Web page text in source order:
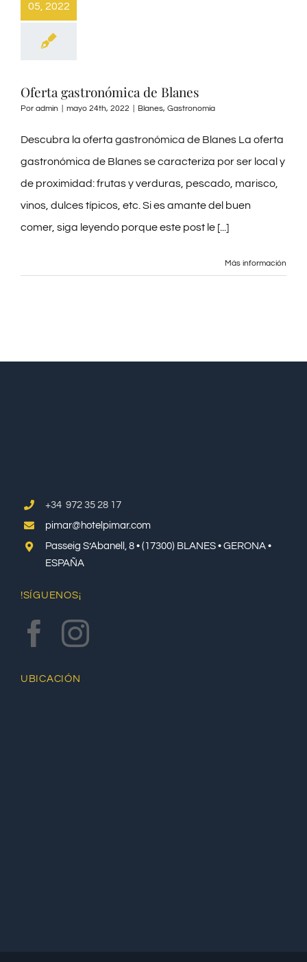
05, 2022
Oferta gastronómica de Blanes
Por admin mayo 24th, 2022 Blanes, Gastronomía
Descubra la oferta gastronómica de Blanes La oferta
gastronómica de Blanes se caracteriza por ser local y
de proximidad: frutas y verduras, pescado, marisco,
vinos, dulces típicos, etc. Si es amante del buen
comer, siga leyendo porque este post le [...]
Más información
+34 972 35 28 17
pimar@hotelpimar.com
Passeig S’Abanell, 8 • (17300) BLANES • GERONA •
ESPAÑA
!SÍGUENOS¡
UBICACIÓN